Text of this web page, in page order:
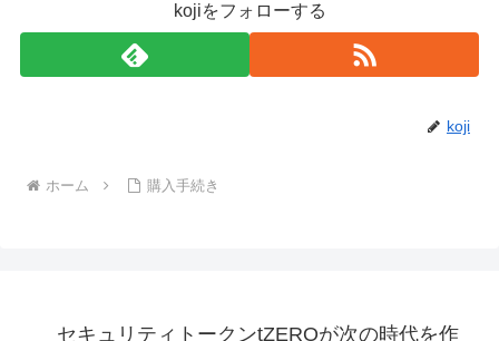
kojiをフォローする
koji
ホーム 購入手続き
セキュリティトークンtZEROが次の時代を作